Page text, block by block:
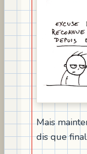
Mais
dis que